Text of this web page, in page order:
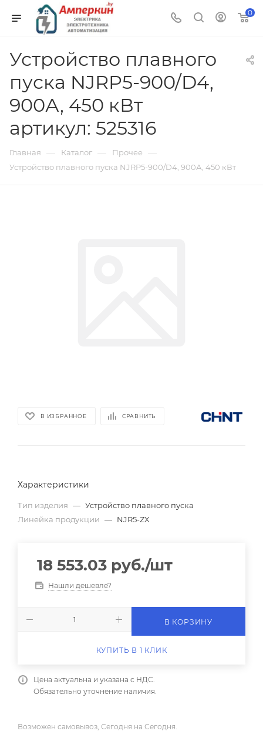
0
Устройство плавного
пуска NJRP5-900/D4,
900А, 450 кВт
артикул: 525316
Главная — Каталог — Прочее —
Устройство плавного пуска NJRP5-900/D4, 900А, 450 кВт
В ИЗБРАННОЕ СРАВНИТЬ
Характеристики
Тип изделия — Устройство плавного пуска
Линейка продукции — NJR5-ZX
18 553.03 руб./шт
Нашли дешевле?
В КОРЗИНУ
КУПИТЬ В 1 КЛИК
Цена актуальна и указана с НДС.
Обязательно уточнение наличия.
Возможен самовывоз, Сегодня на Сегодня.